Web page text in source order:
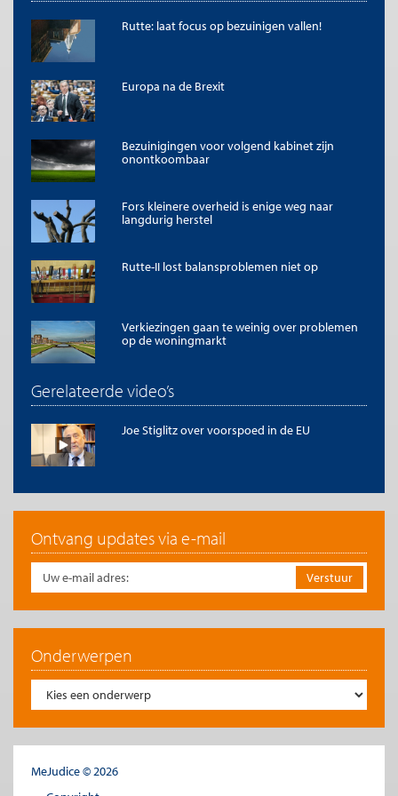
economie tot de hoogste ter wereld. Een snellere afbouw van
de hypotheekrenteaftrek in combinatie met een hervorming
van de huurmarkt is noodzakelijk. Maar een dergelijke operatie
zonder lastenverlichting is ondenkbaar. Ook daarvoor zullen de
middelen gevonden moeten worden. Het is doodzonde dat de
€ 5 miljard lastenverlichting in 2016 is verjubeld zonder dat daar
een hervorming tegenover stond.
* Dit artikel verscheen eerder in het Financieele Dagblad van 21 september 2016.
Te citeren als
Raymond Gradus, “Laatste begroting Rutte II is allerminst
schokbestendig”,
De titel en eerste zinnen van dit artikel mogen zonder toestemming
worden overgenomen met de bronvermelding
online, een link naar het artikel. Volledige overname is slechts beperkt
toegestaan. Voor meer informatie, zie onze
copyright richtlijnen
Afbeelding
Bron:Valerie Kuypers, Rijksoverheid
Rutte: laat focus op bezuinigen vallen!
Europa na de Brexit
Bezuinigingen voor volgend kabinet zijn
onontkoombaar
Fors kleinere overheid is enige weg naar
langdurig herstel
Rutte-II lost balansproblemen niet op
Verkiezingen gaan te weinig over problemen
op de woningmarkt
Gerelateerde video’s
Joe Stiglitz over voorspoed in de EU
Ontvang updates via e-mail
Onderwerpen
MeJudice © 2026